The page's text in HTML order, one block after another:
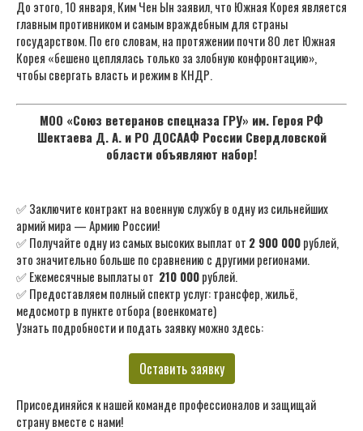
До этого, 10 января, Ким Чен Ын заявил, что Южная Корея является
главным противником и самым враждебным для страны
государством. По его словам, на протяжении почти 80 лет Южная
Корея «бешено цеплялась только за злобную конфронтацию»,
чтобы свергать власть и режим в КНДР.
МОО «Союз ветеранов спецназа ГРУ» им. Героя РФ
Шектаева Д. А. и РО ДОСААФ России Свердловской
области объявляют набор!
✅ Заключите контракт на военную службу в одну из сильнейших
армий мира — Армию России!
✅ Получайте одну из самых высоких выплат от 2 900 000рублей,
это значительно больше по сравнению с другими регионами.
✅ Ежемесячные выплаты от 210 000рублей.
✅ Предоставляем полный спектр услуг: трансфер, жильё,
медосмотр в пункте отбора (военкомате)
Узнать подробности и подать заявку можно здесь:
Оставить заявку
Присоединяйся к нашей команде профессионалов и защищай
страну вместе с нами!